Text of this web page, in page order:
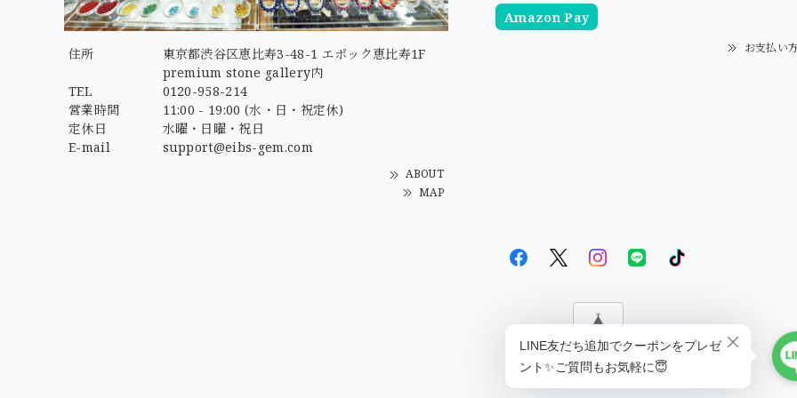
住所
東京都渋谷区恵比寿3-48-1 エポック恵比寿1F
premium stone gallery内
TEL
0120-958-214
営業時間
11:00 - 19:00 (水・日・祝定休)
定休日
水曜・日曜・祝日
E-mail
support@eibs-gem.com
ABOUT
MAP
Amazon Pay
お支払い
© EBiS GEM